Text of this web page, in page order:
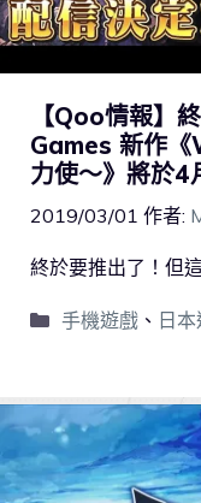
【Qoo情報】
Games 新作
力使～》將於4
2019/03/01 作者:
終於要推出了！但
手機遊戲、 日